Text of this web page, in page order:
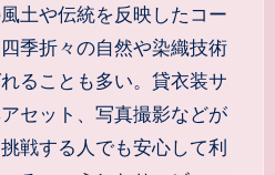
土や伝統を反映したコー
季折々の自然や染織技術
ることも多い。貸衣装サ
セット、写真撮影などが
戦する人でも安心して利